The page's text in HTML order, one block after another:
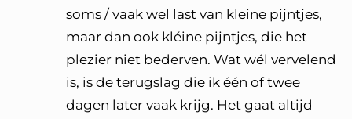
soms / vaak wel last van kleine pijntjes,
maar dan ook kléine pijntjes, die het
plezier niet bederven. Wat wél vervelend
is, is de terugslag die ik één of twee
dagen later vaak krijg. Het gaat altijd